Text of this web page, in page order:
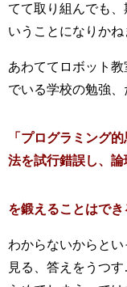
てて取り組んでも
いうことになりかね
あわててロボット
でいる学校の勉強
「プログラミング
法を試行錯誤し、論
を鍛えることはでき
わからないからと
見る、答えをうつ